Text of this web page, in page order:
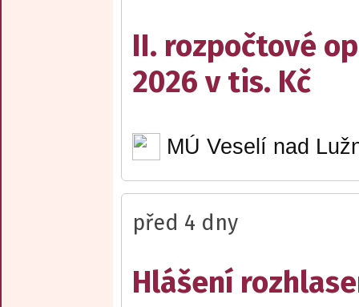
II. rozpočtové
2026 v tis. Kč
MÚ Veselí nad
před 4 dny
Hlášení